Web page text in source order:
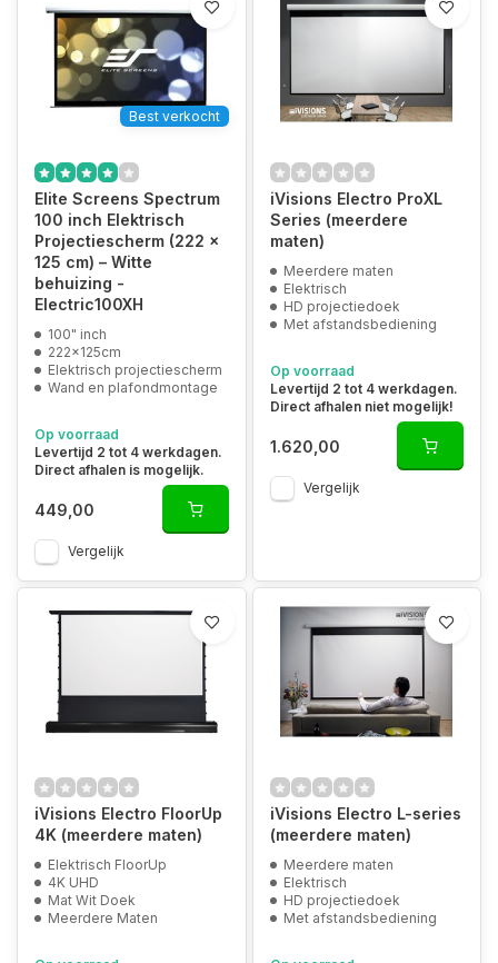
Best verkocht
Elite Screens Spectrum
100 inch Elektrisch
Projectiescherm (222 x
125 cm) – Witte
behuizing -
Electric100XH
100" inch
222x125cm
Elektrisch projectiescherm
Wand en plafondmontage
Op voorraad
Levertijd 2 tot 4 werkdagen.
Direct afhalen is mogelijk.
449,00
Vergelijk
iVisions Electro ProXL
Series (meerdere
maten)
Meerdere maten
Elektrisch
HD projectiedoek
Met afstandsbediening
Op voorraad
Levertijd 2 tot 4 werkdagen.
Direct afhalen niet mogelijk!
1.620,00
Vergelijk
iVisions Electro FloorUp
4K (meerdere maten)
Elektrisch FloorUp
4K UHD
Mat Wit Doek
Meerdere Maten
iVisions Electro L-series
(meerdere maten)
Meerdere maten
Elektrisch
HD projectiedoek
Met afstandsbediening